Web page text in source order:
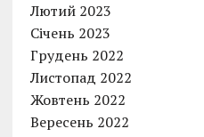
Лютий 2023
Січень 2023
Грудень 2022
Листопад 2022
Жовтень 2022
Вересень 2022